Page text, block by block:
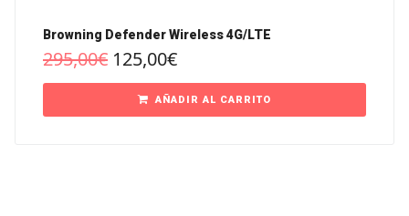
Browning Defender Wireless 4G/LTE
295,00€ 125,00€
AÑADIR AL CARRITO